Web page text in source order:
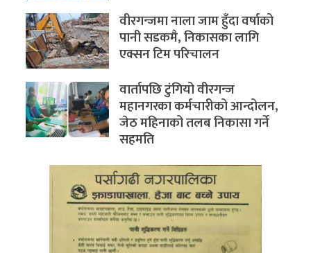
वीरगन्जमा नाला जाम हुँदा वर्षाको
पानी सडकमै, निकासका लागि
एक्सन टिम परिचालन
वार्तापछि टुंगियो वीरगन्ज
महानगरका कर्मचारीको आन्दोलन,
जेठ महिनाको तलब निकासा गर्ने
सहमति